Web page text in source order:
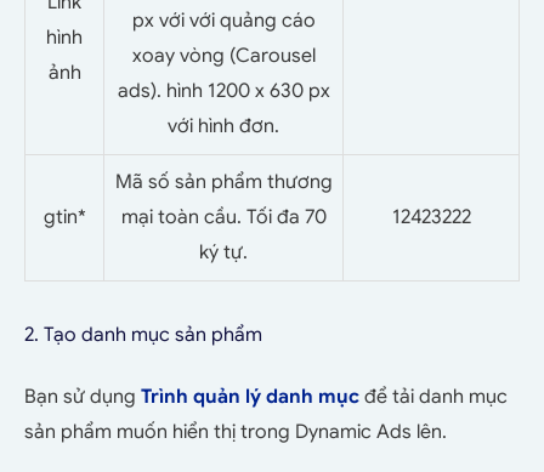
hình
ảnh
px với với quảng cáo
xoay vòng (Carousel
ads). hình 1200 x 630 px
với hình đơn.
gtin*
Mã số sản phẩm thương
mại toàn cầu. Tối đa 70
ký tự.
12423222
2. Tạo danh mục sản phẩm
Bạn sử dụng Trình quản lý danh mục để tải danh mục
sản phẩm muốn hiển thị trong Dynamic Ads lên.